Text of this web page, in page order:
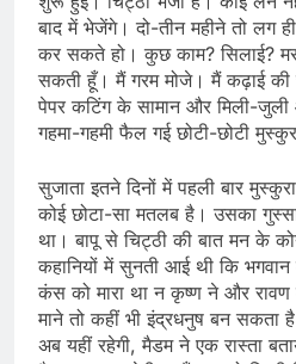
बाद में भेजेंगे। दो-तीन महीने तो लग
कर सकते हो। कुछ काम? सिलाई?
सकती हूँ। मैं गरम मोजे। मैं कढ़ाई की
पेपर कटिंग के सामान और मिली-
गहमा-गहमी फैल गई छोटी-छोटी
सुजाता इतने दिनों में पहली बार
कोई छोटा-सा मतलब है। उसका
था। बापू से चिट्ठी की बात मन के
कहानियों में सुनती आई थी कि
कंस को मारा था न कृष्ण ने और
माने तो कहीं भी इंद्रधनुष बन सकता
अब यहीं रहेगी, मैडम ने एक रास्ता